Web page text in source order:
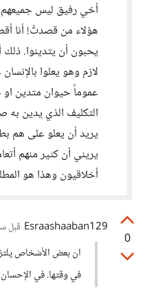
أخي رفيق ليس
هؤلاء من قصدتُ! أنا
يحبون أن يتدينوا.
لازم وهو يعلوا
عموماً حيوان متدين
التكليف الذي يدين به
يريد أن يعلو على هم
يريني أن كثير منهم
أخلاقيون وهذا هو
0
Esraashaaban129 قبل
ان بعض الأشخاص
في وقتها. في الإحسان